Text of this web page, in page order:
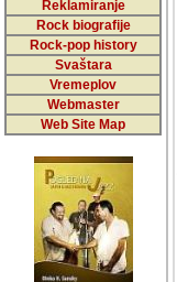
Reklamiranje
Rock biografije
Rock-pop history
Svaštara
Vremeplov
Webmaster
Web Site Map